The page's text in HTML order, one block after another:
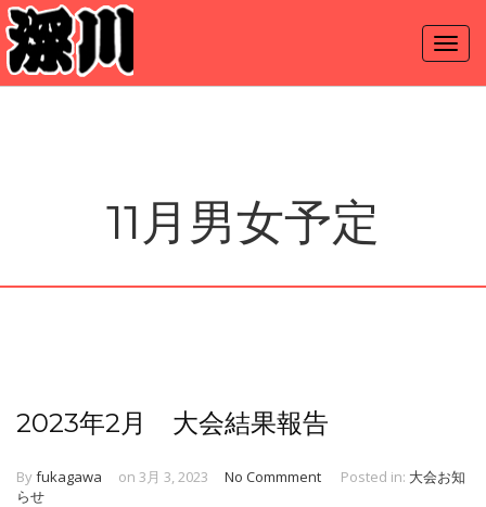
11月男女予定
2023年2月 大会結果報告
Byfukagawa on 3月 3, 2023 No Commment Posted in: 大会お知
らせ